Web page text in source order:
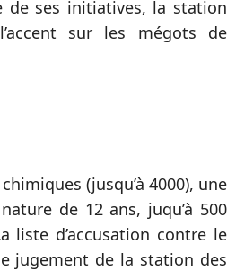
de ses initiatives, la station
sur les mégots de
(jusqu’à 4000), une
de 12 ans, juqu’à 500
liste d’accusation contre le
jugement de la station des